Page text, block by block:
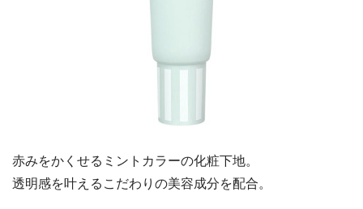
赤みをかくせるミントカラーの化粧下地。
透明感を叶えるこだわりの美容成分を配合。